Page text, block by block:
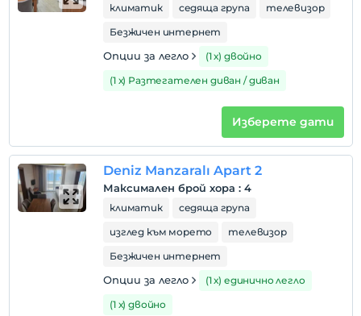
таксуват
климатик седяща група
телевизор
Безжичен интернет
Опции за легло
(1 х) двойно
(1 х) Разтегателен диван / диван
Изберете дати
Deniz Manzaralı Apart 2
Максимален брой хора : 4
климатик
седяща група
изглед към морето
телевизор
Безжичен интернет
Опции за легло
(1 х) единично легло
(1 х) двойно